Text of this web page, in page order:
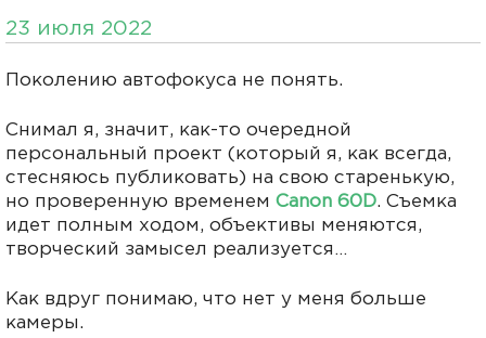
23 июля 2022
Поколению автофокуса не понять.
Снимал я, значит, как-то очередной
персональный проект (который я, как всегда,
стесняюсь публиковать) на свою старенькую,
но проверенную временем Canon 60D. Съемка
идет полным ходом, объективы меняются,
творческий замысел реализуется…
Как вдруг понимаю, что нет у меня больше
камеры.